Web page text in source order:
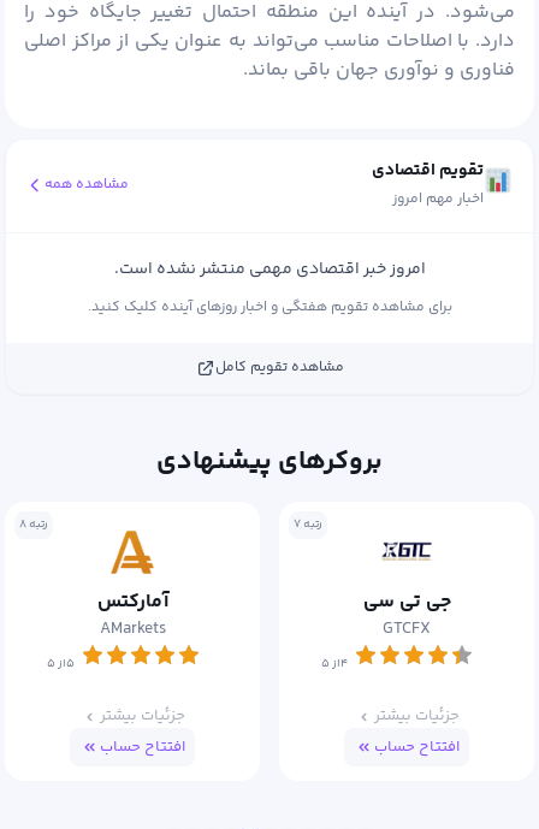
می‌شود. در آینده این منطقه احتمال تغییر جایگاه خود را
دارد. با اصلاحات مناسب می‌تواند به عنوان یکی از مراکز اصلی
فناوری و نوآوری جهان باقی بماند.
تقویم اقتصادی
اخبار مهم امروز
مشاهده همه
امروز خبر اقتصادی مهمی منتشر نشده است.
برای مشاهده تقویم هفتگی و اخبار روزهای آینده کلیک کنید.
مشاهده تقویم کامل
بروکرهای پیشنهادی
رتبه ۸
آمارکتس
AMarkets
۵از ۵
جزئیات بیشتر
افتتاح حساب
رتبه ۹
اوربکس
Orbex
۵از ۵
جزئیات بیشتر
افتتاح حساب